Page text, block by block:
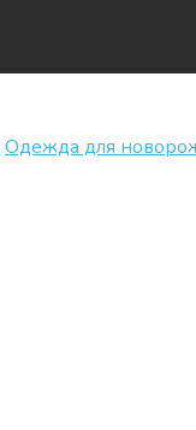
Одежда для